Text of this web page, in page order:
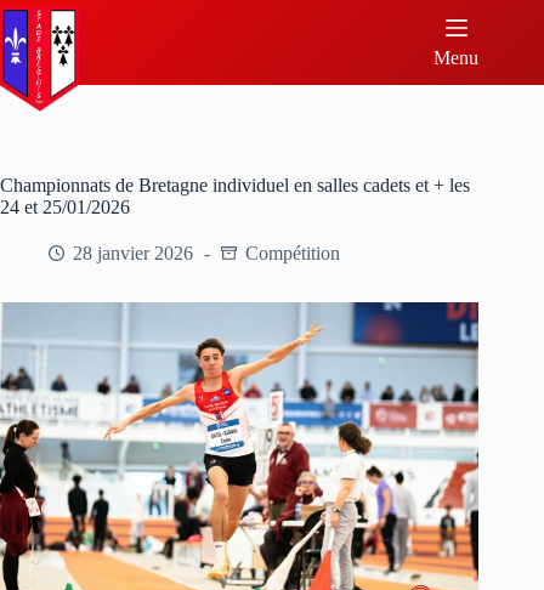
Menu
Championnats de Bretagne individuel en salles cadets et + les
24 et 25/01/2026
28 janvier 2026 Compétition